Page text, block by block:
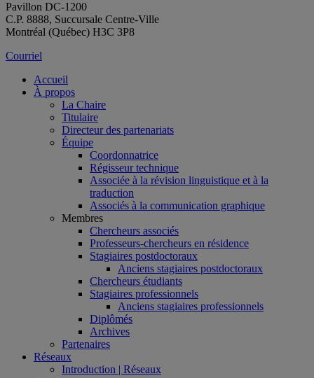
Pavillon DC-1200
C.P. 8888, Succursale Centre-Ville
Montréal (Québec) H3C 3P8
Courriel
Accueil
À propos
La Chaire
Titulaire
Directeur des partenariats
Équipe
Coordonnatrice
Régisseur technique
Associée à la révision linguistique et à la
traduction
Associés à la communication graphique
Membres
Chercheurs associés
Professeurs-chercheurs en résidence
Stagiaires postdoctoraux
Anciens stagiaires postdoctoraux
Chercheurs étudiants
Stagiaires professionnels
Anciens stagiaires professionnels
Diplômés
Archives
Partenaires
Réseaux
Introduction | Réseaux